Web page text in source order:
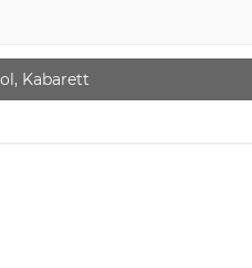
Kabarett